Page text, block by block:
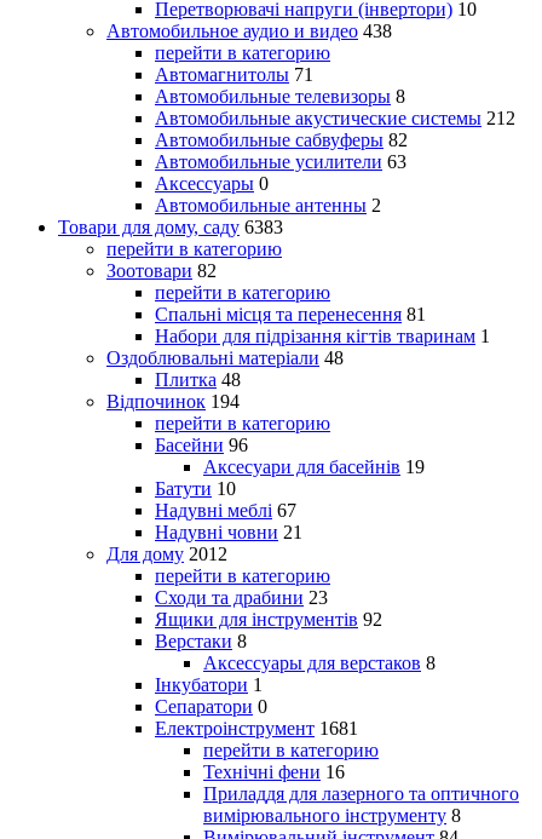
Перетворювачі напруги (інвертори) 10
Автомобильное аудио и видео 438
перейти в категорию
Автомагнитолы 71
Автомобильные телевизоры 8
Автомобильные акустические системы 212
Автомобильные сабвуферы 82
Автомобильные усилители 63
Аксессуары 0
Автомобильные антенны 2
Товари для дому, саду 6383
перейти в категорию
Зоотовари 82
перейти в категорию
Спальні місця та перенесення 81
Набори для підрізання кігтів тваринам 1
Оздоблювальні матеріали 48
Плитка 48
Відпочинок 194
перейти в категорию
Басейни 96
Аксесуари для басейнів 19
Батути 10
Надувні меблі 67
Надувні човни 21
Для дому 2012
перейти в категорию
Сходи та драбини 23
Ящики для інструментів 92
Верстаки 8
Аксессуары для верстаков 8
Інкубатори 1
Сепаратори 0
Електроінструмент 1681
перейти в категорию
Технічні фени 16
Приладдя для лазерного та оптичного
вимірювального інструменту 8